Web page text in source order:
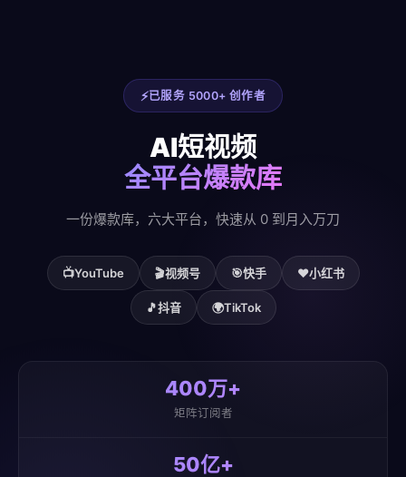
已服务 5000+ 创作者
AI短视频
全平台爆款库
一份爆款库，六大平台，快速从 0 到月入万刀
📺YouTube 🎬视频号 🎯快手 ❤️小红书
🎵抖音 🌍TikTok
400万+
矩阵订阅者
50亿+